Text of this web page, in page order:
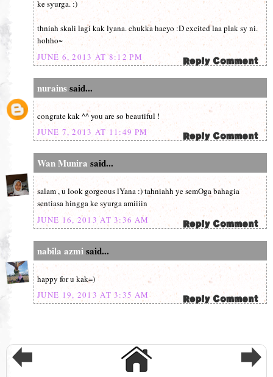
ke syurga. :)
thniah skali lagi kak lyana. chukka haeyo :D excited laa plak sy ni.
hohho~
JUNE 6, 2013 AT 8:12 PM
nurainssaid...
congrate kak ^^ you are so beautiful !
JUNE 7, 2013 AT 11:49 PM
Wan Munira said...
salam , u look gorgeous lYana :) tahniahh ye semOga bahagia
sentiasa hingga ke syurga amiiiin
JUNE 16, 2013 AT 3:36 AM
nabila azmisaid...
happy for u kak=)
JUNE 19, 2013 AT 3:35 AM